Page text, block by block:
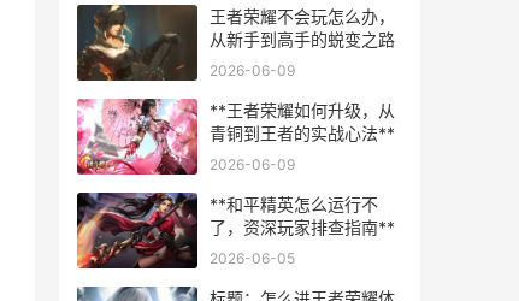
王者荣耀不会玩怎么办，
从新手到高手的蜕变之路
2026-06-09
**王者荣耀如何升级，从
青铜到王者的实战心法**
2026-06-09
**和平精英怎么运行不
了，资深玩家排查指南**
2026-06-05